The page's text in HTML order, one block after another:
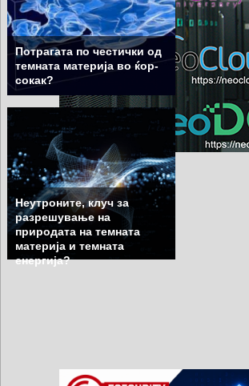
Потрагата по честички од
темната материја во ќор-
сокак?
Неутроните, клуч за
разрешување на
природата на темната
материја и темната
енергија?